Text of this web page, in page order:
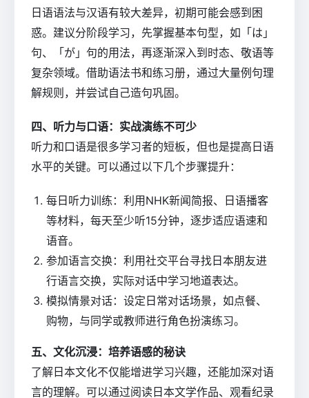
日语语法与汉语有较大差异，初期可能会感到困
惑。建议分阶段学习，先掌握基本句型，如「は」
句、「が」句的用法，再逐渐深入到时态、敬语等
复杂领域。借助语法书和练习册，通过大量例句理
解规则，并尝试自己造句巩固。
四、听力与口语：实战演练不可少
听力和口语是很多学习者的短板，但也是提高日语
水平的关键。可以通过以下几个步骤提升：
每日听力训练：利用NHK新闻简报、日语播客
等材料，每天至少听15分钟，逐步适应语速和
语音。
参加语言交换：利用社交平台寻找日本朋友进
行语言交换，实际对话中学习地道表达。
模拟情景对话：设定日常对话场景，如点餐、
购物，与同学或教师进行角色扮演练习。
五、文化沉浸：培养语感的秘诀
了解日本文化不仅能增进学习兴趣，还能加深对语
言的理解。可以通过阅读日本文学作品、观看纪录